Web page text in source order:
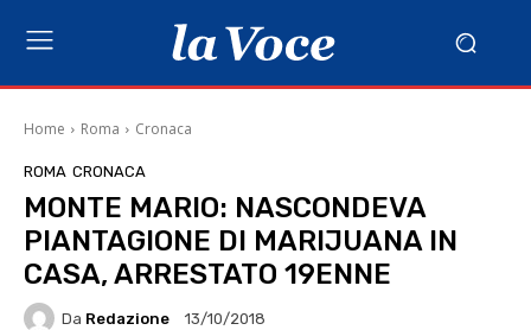
Home Roma Cronaca
ROMA CRONACA
MONTE MARIO: NASCONDEVA
PIANTAGIONE DI MARIJUANA IN
CASA, ARRESTATO 19ENNE
Da Redazione 13/10/2018